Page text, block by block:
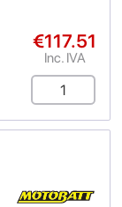
€117.51
Inc. IVA